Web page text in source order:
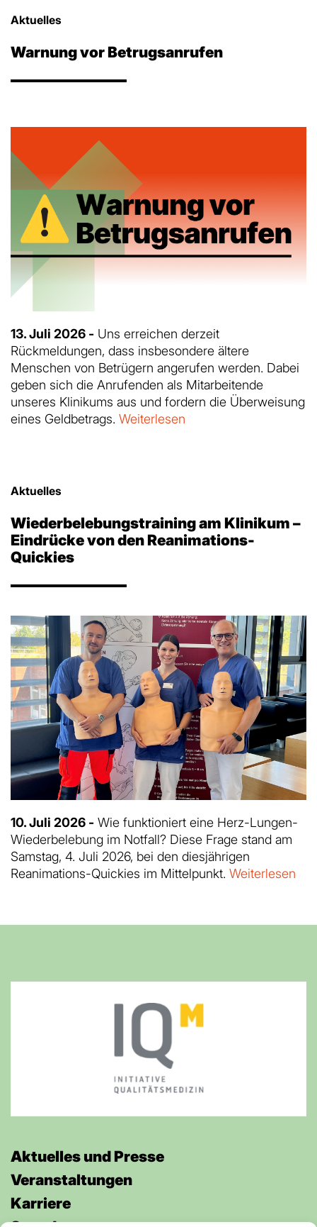
Aktuelles
Warnung vor Betrugsanrufen
13. Juli 2026 - Uns erreichen derzeit
Rückmeldungen, dass insbesondere ältere
Menschen von Betrügern angerufen werden. Dabei
geben sich die Anrufenden als Mitarbeitende
unseres Klinikums aus und fordern die Überweisung
eines Geldbetrags. Weiterlesen
Aktuelles
Wiederbelebungstraining am Klinikum –
Eindrücke von den Reanimations-
Quickies
10. Juli 2026 - Wie funktioniert eine Herz-Lungen-
Wiederbelebung im Notfall? Diese Frage stand am
Samstag, 4. Juli 2026, bei den diesjährigen
Reanimations-Quickies im Mittelpunkt. Weiterlesen
Aktuelles und Presse
Veran­staltungen
Karriere